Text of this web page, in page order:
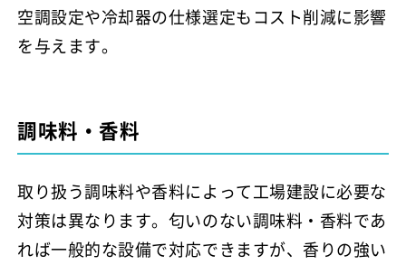
空調設定や冷却器の仕様選定もコスト削減に影響
を与えます。
調味料・香料
取り扱う調味料や香料によって工場建設に必要な
対策は異なります。匂いのない調味料・香料であ
れば一般的な設備で対応できますが、香りの強い